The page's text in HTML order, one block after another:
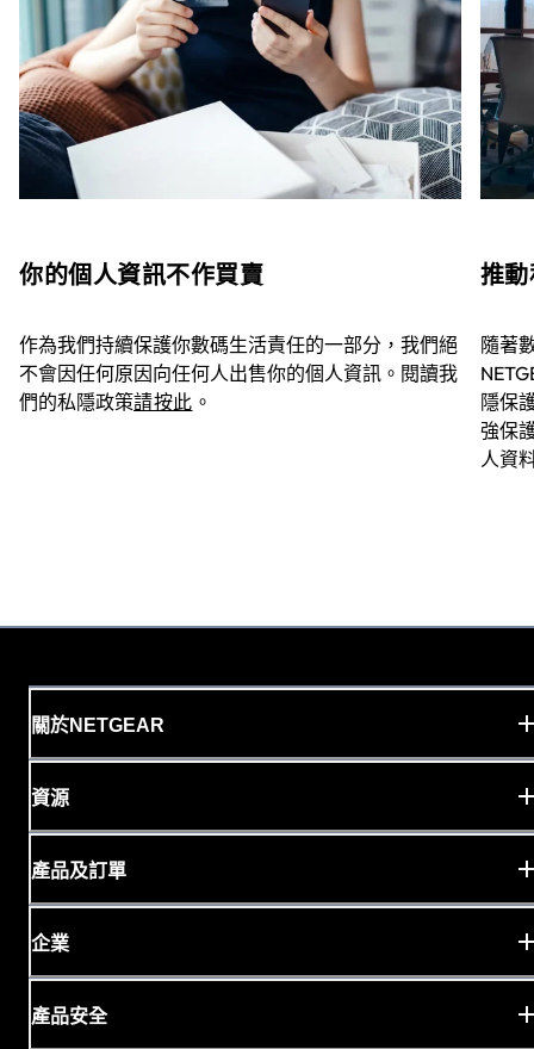
你的個人資訊不作買賣
作為我們持續保護你數碼生活責任的一部分，我們絕
不會因任何原因向任何人出售你的個人資訊。閱讀我
們的私隱政策請按此 。
推
隨著
隱保
強保
人資
關於NETGEAR
資源
產品及訂單
企業
產品安全